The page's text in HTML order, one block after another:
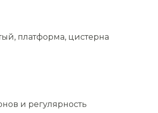
платформа, цистерна
и регулярность